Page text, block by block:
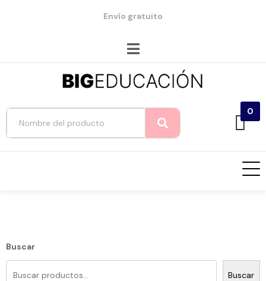
Envío gratuito
0
Buscar
Buscar